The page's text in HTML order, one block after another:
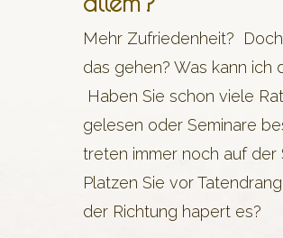
Mehr Zufriedenheit?
das gehen? Was kann ich
Haben Sie schon viele
gelesen oder Seminare
treten immer noch auf der
Platzen Sie vor
der Richtung hapert es?